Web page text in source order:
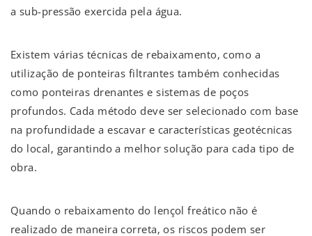
a sub-pressão exercida pela água.
Existem várias técnicas de rebaixamento, como a
utilização de ponteiras filtrantes também conhecidas
como ponteiras drenantes e sistemas de poços
profundos. Cada método deve ser selecionado com base
na profundidade a escavar e características geotécnicas
do local, garantindo a melhor solução para cada tipo de
obra.
Quando o rebaixamento do lençol freático não é
realizado de maneira correta, os riscos podem ser